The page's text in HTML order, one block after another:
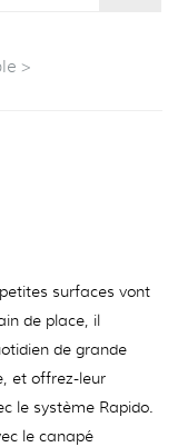
>
surfaces vont
de place, il
de grande
et offrez-leur
le système Rapido.
le canapé